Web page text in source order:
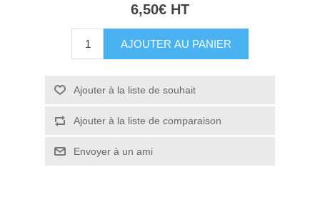
6,50€ HT
AJOUTER AU PANIER
Ajouter à la liste de souhait
Ajouter à la liste de comparaison
Envoyer à un ami